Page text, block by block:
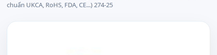
chuẩn UKCA, RoHS, FDA, CE...) 274-25